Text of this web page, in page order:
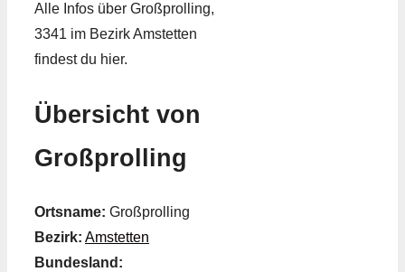
Alle Infos über Großprolling,
3341 im Bezirk Amstetten
findest du hier.
Übersicht von
Großprolling
Ortsname: Großprolling
Bezirk: Amstetten
Bundesland: